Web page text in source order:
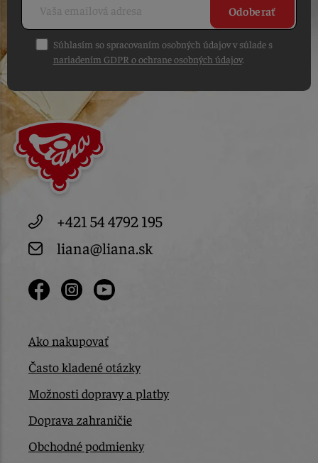
Odoberať
Súhlasím so spracovaním osobných údajov v súlade s
nariadením GDPR o ochrane osobných údajov.
+421 54 4792 195
liana@liana.sk
Ako nakupovať
Často kladené otázky
Možnosti dopravy a platby
Doprava zahraničie
Obchodné podmienky